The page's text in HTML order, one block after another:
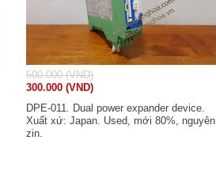
500.000 (VND)
300.000 (VND)
DPE-011. Dual power expander device.
Xuất xứ: Japan. Used, mới 80%, nguyên
zin.